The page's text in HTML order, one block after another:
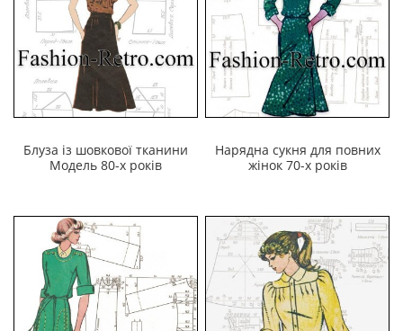
Блуза із шовкової тканини
Модель 80-х років
Нарядна сукня для повних
жінок 70-х років